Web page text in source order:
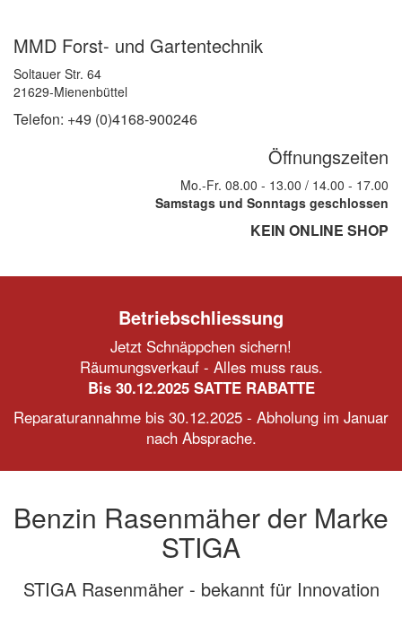
MMD Forst- und Gartentechnik
Soltauer Str. 64
21629-Mienenbüttel
Telefon: +49 (0)4168-900246
Öffnungszeiten
Mo.-Fr. 08.00 - 13.00 / 14.00 - 17.00
Samstags und Sonntags geschlossen
KEIN ONLINE SHOP
Betriebschliessung
Jetzt Schnäppchen sichern!
Räumungsverkauf - Alles muss raus.
Bis 30.12.2025 SATTE RABATTE
Reparaturannahme bis 30.12.2025 - Abholung im Januar
nach Absprache.
Benzin Rasenmäher der Marke
STIGA
STIGA Rasenmäher - bekannt für Innovation